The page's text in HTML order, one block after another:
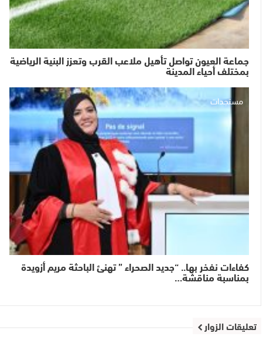
جماعة العيون تواصل تأهيل ملاعب القرب وتعزز البنية الرياضية
بمختلف أحياء المدينة
مستجدات
كفاءات نفخر بها.. “جديد الصحراء ” تهنئ الباحثة مريم أزويدة
بمناسبة مناقشة…
تعليقات الزوار